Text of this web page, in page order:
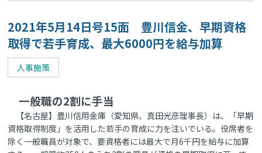
2021年5月14日号15面 豊川信金、早期資格
取得で若手育成、最大6000円を給与加算
人事施策
一般職の2割に手当
【名古屋】豊川信用金庫（愛知県、真田光彦理事長）は、「早期
資格取得制度」を活用した若手の育成に力を注いでいる。役席者を
除く一般職員が対象で、要資格者には最大で月6千円を給与に加算